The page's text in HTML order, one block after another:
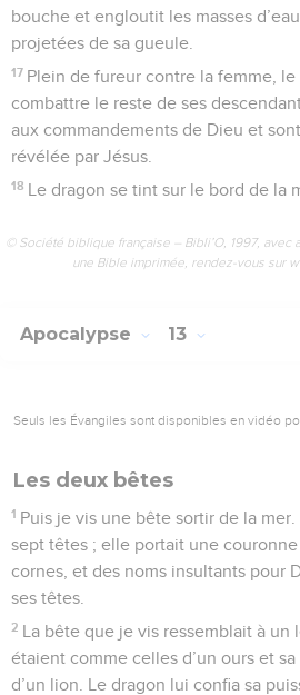
bouche et engloutit les masses
projetées de sa gueule.
17 Plein de fureur contre la femme, le
combattre le reste de ses
aux commandements de Dieu et
révélée par Jésus.
18 Le dragon se tint sur le bord de la
© Société biblique française – Bibli’O, 1997, avec
une Bible imprimée, rendez-vous sur
Apocalypse 13
Seuls les Évangiles sont disponibles en vidéo
Les deux bêtes
1 Puis je vis une bête sortir de la
sept têtes ; elle portait une
cornes, et des noms insultants pour
ses têtes.
2 La bête que je vis ressemblait à un
étaient comme celles d’un ours et
d’un lion. Le dragon lui confia sa